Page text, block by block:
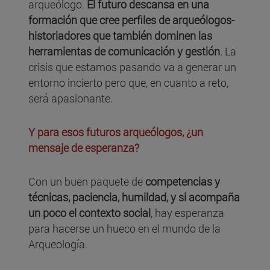
arqueólogo. El futuro descansa en una
formación que cree perfiles de arqueólogos-
historiadores que también dominen las
herramientas de comunicación y gestión. La
crisis que estamos pasando va a generar un
entorno incierto pero que, en cuanto a reto,
será apasionante.
Y para esos futuros arqueólogos, ¿un
mensaje de esperanza?
Con un buen paquete de competencias y
técnicas, paciencia, humildad, y si acompaña
un poco el contexto social, hay esperanza
para hacerse un hueco en el mundo de la
Arqueología.